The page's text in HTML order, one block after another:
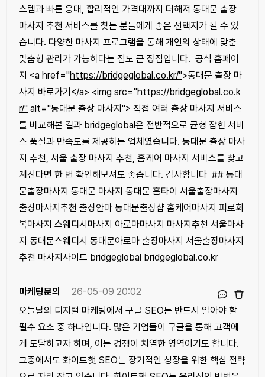
스템과 빠른 응대, 합리적인 가격대까지 더해져 동대문 출장
마사지 추천 서비스를 찾는 분들에게 좋은 선택지가 될 수 있
습니다. 다양한 마사지 프로그램을 통해 개인의 상태에 맞춘
맞춤형 관리가 가능하다는 점도 큰 장점입니다. 공식 홈페이
지 <a href="https://bridgeglobal.co.kr/">동대문 출장 마
사지 바로가기</a> <img src="https://bridgeglobal.co.k
r/" alt="동대문 출장 마사지"> 직접 여러 출장 마사지 서비스
를 비교해본 결과 bridgeglobal은 전반적으로 균형 잡힌 서비
스 품질과 만족도를 제공하는 업체였습니다. 동대문 출장 마사
지 추천, 서울 출장 마사지 추천, 홈케어 마사지 서비스를 찾고
계신다면 한 번 확인해보셔도 좋습니다. 감사합니다 ## 동대
문출장마사지 동대문 마사지 동대문 홈타이 서울출장마사지
출장마사지추천 출장안마 동대문출장샵 홈케어마사지 피로회
복마사지 스웨디시마사지 아로마마사지 마사지추천 서울마사
지 동대문스웨디시 동대문아로마 출장마사지 서울출장마사지
추천 마사지사이트 bridgeglobal bridgeglobal.co.kr
마케팅문의
26-05-09 20:02
오늘날의 디지털 마케팅에서 구글 SEO는 반드시 알아야 할
필수 요소 중 하나입니다. 많은 기업들이 구글을 통해 고객에
게 도달하고자 하며, 이는 경쟁이 치열한 영역이기도 합니다.
그중에서도 화이트햇 SEO는 장기적인 성장을 위한 핵심 전략